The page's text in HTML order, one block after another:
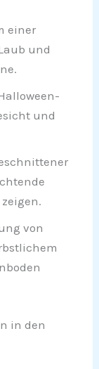
einer
und
und
von
in den